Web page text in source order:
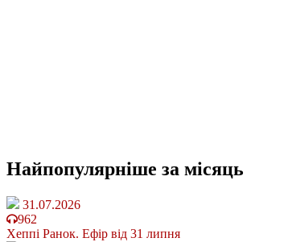
Найпопулярніше за місяць
31.07.2026
962
Хеппі Ранок. Ефір від 31 липня